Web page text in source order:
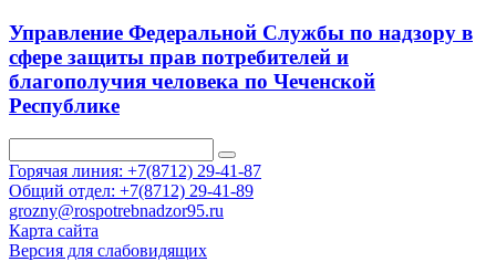
Управление Федеральной Службы по надзору в
сфере защиты прав потребителей и
благополучия человека по Чеченской
Республике
Горячая линия: +7(8712) 29-41-87
Общий отдел: +7(8712) 29-41-89
grozny@rospotrebnadzor95.ru
Карта сайта
Версия для слабовидящих